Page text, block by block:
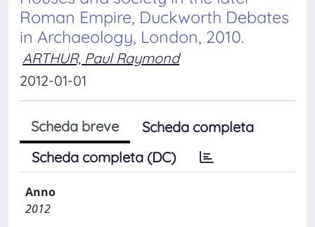
Roman Empire, Duckworth Debates
in Archaeology, London, 2010.
ARTHUR, Paul Raymond
2012-01-01
Scheda breve
Scheda completa
Scheda completa (DC)
Anno
2012